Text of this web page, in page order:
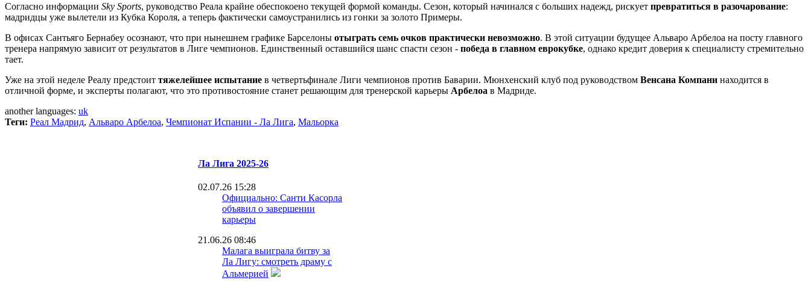
Согласно информации Sky Sports, руководство Реала крайне обеспокоено текущей формой команды. Сезон, который начинался с больших надежд, рискует превратиться в разочарование:
мадридцы уже вылетели из Кубка Короля, а теперь фактически самоустранились из гонки за золото Примеры.
В офисах Сантьяго Бернабеу осознают, что при нынешнем графике Барселоны отыграть семь очков практически невозможно. В этой ситуации будущее Альваро Арбелоа на посту главного
тренера напрямую зависит от результатов в Лиге чемпионов. Единственный оставшийся шанс спасти сезон - победа в главном еврокубке, однако кредит доверия к специалисту стремительно
тает.
Уже на этой неделе Реалу предстоит тяжелейшее испытание в четвертьфинале Лиги чемпионов против Баварии. Мюнхенский клуб под руководством Венсана Компани находится в
отличной форме, и эксперты полагают, что это противостояние станет решающим для тренерской карьеры Арбелоа в Мадриде.
another languages: uk
Теги: Реал Мадрид, Альваро Арбелоа, Чемпионат Испании - Ла Лига, Мальорка
Ла Лига 2025-26
02.07.26 15:28
Официально: Санти Касорла
объявил о завершении
карьеры
21.06.26 08:46
Малага выиграла битву за
Ла Лигу: смотреть драму с
Альмерией